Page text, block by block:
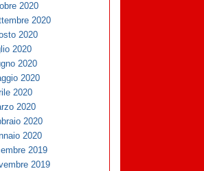
2020
2020
2020
2020
2020
2020
2020
2020
2020
2020
2019
2019